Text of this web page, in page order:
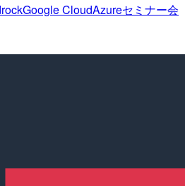
Google CloudAzureセミナー会